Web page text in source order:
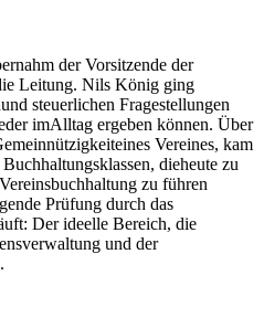
der Vorsitzende der
Leitung. Nils König ging
steuerlichen Fragestellungen
imAlltag ergeben können. Über
Vereines, kam
dieheute zu
zu führen
Prüfung durch das
Der ideelle Bereich, die
und der